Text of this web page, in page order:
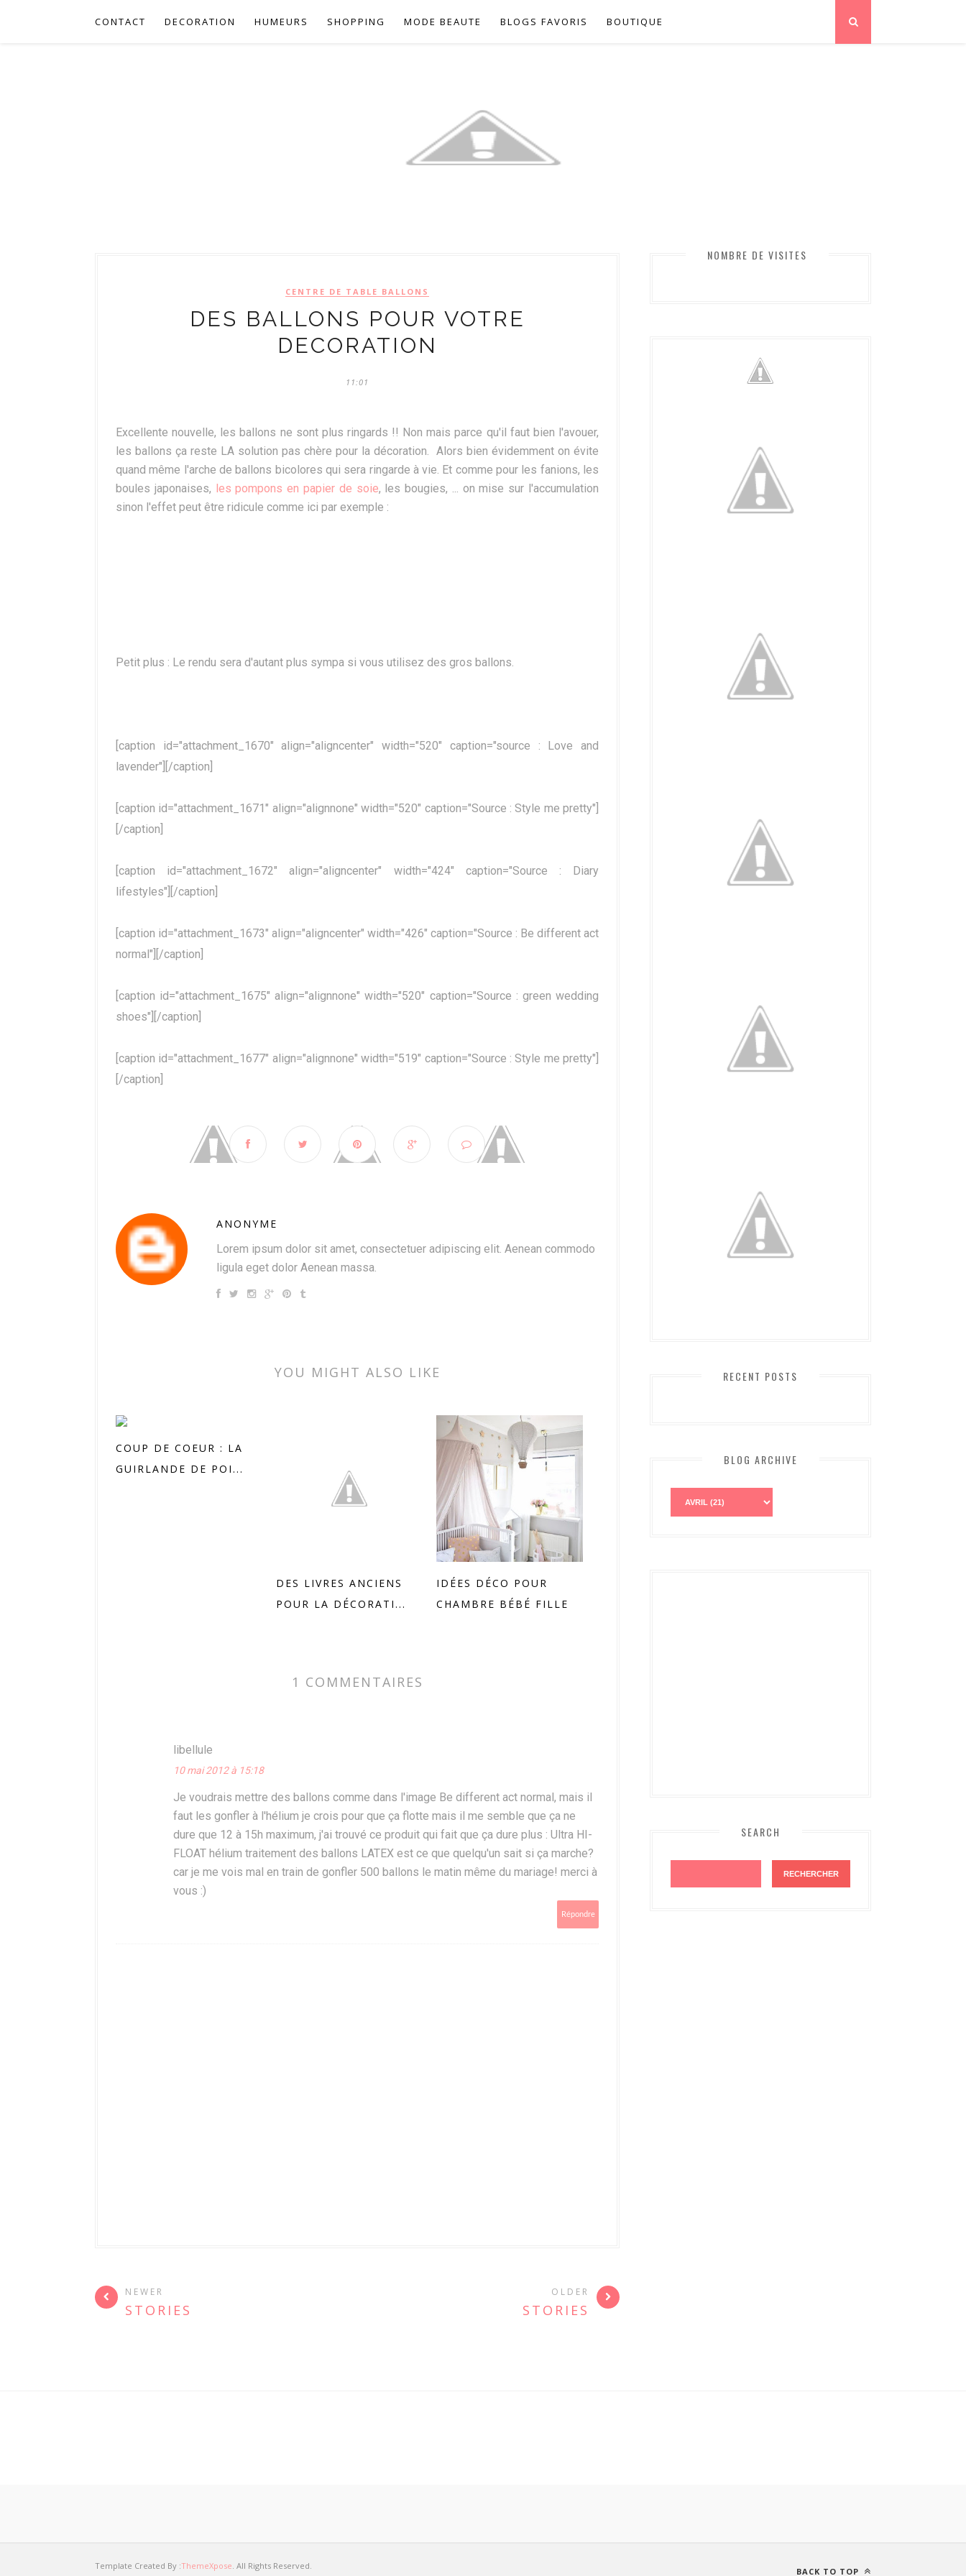
CONTACT DECORATION HUMEURS SHOPPING MODE BEAUTE BLOGS FAVORIS BOUTIQUE
CENTRE DE TABLE BALLONS
DES BALLONS POUR VOTRE
DECORATION
11:01
Excellente nouvelle, les ballons ne sont plus ringards !! Non mais parce qu'il faut bien l'avouer,
les ballons ça reste LA solution pas chère pour la décoration. Alors bien évidemment on évite
quand même l'arche de ballons bicolores qui sera ringarde à vie. Et comme pour les fanions, les
boules japonaises, les pompons en papier de soie, les bougies, ... on mise sur l'accumulation
sinon l'effet peut être ridicule comme ici par exemple :
Petit plus : Le rendu sera d'autant plus sympa si vous utilisez des gros ballons.
[caption id="attachment_1670" align="aligncenter" width="520" caption="source : Love and
lavender"] [/caption]
[caption id="attachment_1671" align="alignnone" width="520" caption="Source : Style me pretty"]
[/caption]
[caption id="attachment_1672" align="aligncenter" width="424" caption="Source : Diary
lifestyles"] [/caption]
[caption id="attachment_1673" align="aligncenter" width="426" caption="Source : Be different act
normal"] [/caption]
[caption id="attachment_1675" align="alignnone" width="520" caption="Source : green wedding
shoes"] [/caption]
[caption id="attachment_1677" align="alignnone" width="519" caption="Source : Style me pretty"]
[/caption]
ANONYME
Lorem ipsum dolor sit amet, consectetuer adipiscing elit. Aenean commodo
ligula eget dolor Aenean massa.
YOU MIGHT ALSO LIKE
COUP DE COEUR : LA
GUIRLANDE DE POI...
DES LIVRES ANCIENS
POUR LA DÉCORATI...
IDÉES DÉCO POUR
CHAMBRE BÉBÉ FILLE
1 COMMENTAIRES
libellule
10 mai 2012 à 15:18
Je voudrais mettre des ballons comme dans l'image Be different act normal, mais il
faut les gonfler à l'hélium je crois pour que ça flotte mais il me semble que ça ne
dure que 12 à 15h maximum, j'ai trouvé ce produit qui fait que ça dure plus : Ultra HI-
FLOAT hélium traitement des ballons LATEX est ce que quelqu'un sait si ça marche?
car je me vois mal en train de gonfler 500 ballons le matin même du mariage! merci à
vous :)
Répondre
NEWER
STORIES
OLDER
STORIES
NOMBRE DE VISITES
RECENT POSTS
BLOG ARCHIVE
SEARCH
Template Created By :ThemeXpose. All Rights Reserved.
BACK TO TOP